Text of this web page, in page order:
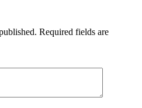
Required fields are